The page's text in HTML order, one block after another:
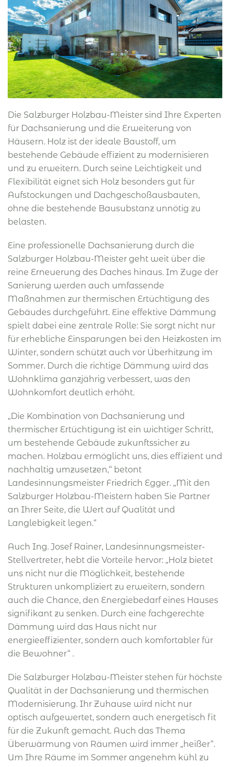
Die Salzburger Holzbau-Meister sind Ihre Experten
für Dachsanierung und die Erweiterung von
Häusern. Holz ist der ideale Baustoff, um
bestehende Gebäude effizient zu modernisieren
und zu erweitern. Durch seine Leichtigkeit und
Flexibilität eignet sich Holz besonders gut für
Aufstockungen und Dachgeschoßausbauten,
ohne die bestehende Bausubstanz unnötig zu
belasten.
Eine professionelle Dachsanierung durch die
Salzburger Holzbau-Meister geht weit über die
reine Erneuerung des Daches hinaus. Im Zuge der
Sanierung werden auch umfassende
Maßnahmen zur thermischen Ertüchtigung des
Gebäudes durchgeführt. Eine effektive Dämmung
spielt dabei eine zentrale Rolle: Sie sorgt nicht nur
für erhebliche Einsparungen bei den Heizkosten im
Winter, sondern schützt auch vor Überhitzung im
Sommer. Durch die richtige Dämmung wird das
Wohnklima ganzjährig verbessert, was den
Wohnkomfort deutlich erhöht.
„Die Kombination von Dachsanierung und
thermischer Ertüchtigung ist ein wichtiger Schritt,
um bestehende Gebäude zukunftssicher zu
machen. Holzbau ermöglicht uns, dies effizient und
nachhaltig umzusetzen,“ betont
Landesinnungsmeister Friedrich Egger. „Mit den
Salzburger Holzbau-Meistern haben Sie Partner
an Ihrer Seite, die Wert auf Qualität und
Langlebigkeit legen.“
Auch Ing. Josef Rainer, Landesinnungsmeister-
Stellvertreter, hebt die Vorteile hervor: „Holz bietet
uns nicht nur die Möglichkeit, bestehende
Strukturen unkompliziert zu erweitern, sondern
auch die Chance, den Energiebedarf eines Hauses
signifikant zu senken. Durch eine fachgerechte
Dämmung wird das Haus nicht nur
energieeffizienter, sondern auch komfortabler für
die Bewohner“ .
Die Salzburger Holzbau-Meister stehen für höchste
Qualität in der Dachsanierung und thermischen
Modernisierung. Ihr Zuhause wird nicht nur
optisch aufgewertet, sondern auch energetisch fit
für die Zukunft gemacht. Auch das Thema
Überwärmung von Räumen wird immer „heißer“.
Um Ihre Räume im Sommer angenehm kühl zu